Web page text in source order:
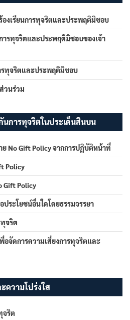
องเรียนการทุจริตและประพฤติมิชอบ
ารทุจริตและประพฤติมิชอบของเจ้า
รทุจริตและประพฤติมิชอบ
วนร่วม
นการทุจริตในประเด็นสินบน
No Gift Policy จากการปฏิบัติหน้าที่
Policy
Gift Policy
ระโยชน์อื่นใดโดยธรรมจรรยา
จริต
อจัดการความเสี่ยงการทุจริตและ
ความโปร่งใส
จริต